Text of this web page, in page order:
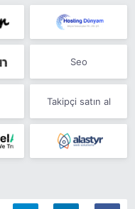
Seo
Takipçi satın al